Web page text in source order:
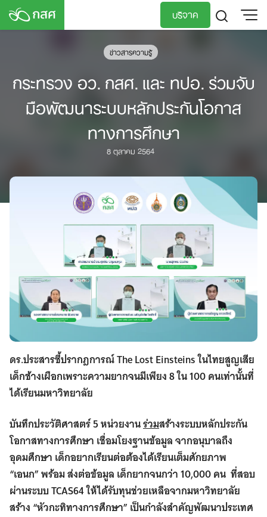
Skip
บริจาค
ข่าวสารความรู้
กระทรวง อว. กสศ. และ ทปอ. ร่วมจับ
มือพัฒนาระบบหลักประกันโอกาส
ทางการศึกษา
8 ตุลาคม 2564
ดร.ประสารชี้ปรากฎการณ์ The Lost Einsteins ในไทยสูญเสีย
เด็กช้างเผือกเพราะความยากจนมีเพียง 8 ใน 100 คนเท่านั้นที่
ได้เรียนมหาวิทยาลัย
บันทึกประวัติศาสตร์ 5 หน่วยงานร่วมสร้างระบบหลักประกัน
โอกาสทางการศึกษา เชื่อมโยงฐานข้อมูล จากอนุบาลถึง
อุดมศึกษา เด็กอยากเรียนต่อต้องได้เรียนเต็มศักยภาพ
“เอนก” พร้อม ส่งต่อข้อมูล เด็กยากจนกว่า10,000 คน ที่สอบ
ผ่านระบบ TCAS64 ให้ได้รับทุนช่วยเหลือจากมหาวิทยาลัย
สร้าง “หัวกะทิทางการศึกษา” เป็นกำลังสำคัญพัฒนาประเทศ